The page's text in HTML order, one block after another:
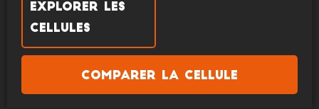
Explorer les
cellules
Comparer la cellule